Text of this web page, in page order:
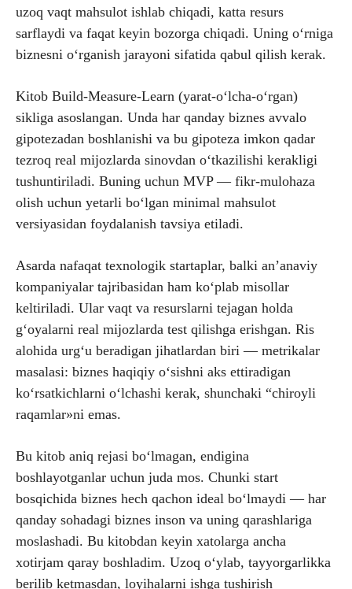
uzoq vaqt mahsulot ishlab chiqadi, katta resurs
sarflaydi va faqat keyin bozorga chiqadi. Uning o‘rniga
biznesni o‘rganish jarayoni sifatida qabul qilish kerak.
Kitob Build-Measure-Learn (yarat-o‘lcha-o‘rgan)
sikliga asoslangan. Unda har qanday biznes avvalo
gipotezadan boshlanishi va bu gipoteza imkon qadar
tezroq real mijozlarda sinovdan o‘tkazilishi kerakligi
tushuntiriladi. Buning uchun MVP — fikr-mulohaza
olish uchun yetarli bo‘lgan minimal mahsulot
versiyasidan foydalanish tavsiya etiladi.
Asarda nafaqat texnologik startaplar, balki an’anaviy
kompaniyalar tajribasidan ham ko‘plab misollar
keltiriladi. Ular vaqt va resurslarni tejagan holda
g‘oyalarni real mijozlarda test qilishga erishgan. Ris
alohida urg‘u beradigan jihatlardan biri — metrikalar
masalasi: biznes haqiqiy o‘sishni aks ettiradigan
ko‘rsatkichlarni o‘lchashi kerak, shunchaki “chiroyli
raqamlar»ni emas.
Bu kitob aniq rejasi bo‘lmagan, endigina
boshlayotganlar uchun juda mos. Chunki start
bosqichida biznes hech qachon ideal bo‘lmaydi — har
qanday sohadagi biznes inson va uning qarashlariga
moslashadi. Bu kitobdan keyin xatolarga ancha
xotirjam qaray boshladim. Uzoq o‘ylab, tayyorgarlikka
berilib ketmasdan, loyihalarni ishga tushirish